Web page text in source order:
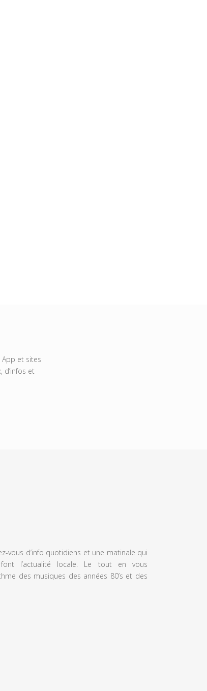
et sites
et
vous d’info quotidiens et une matinale qui
l’actualité locale. Le tout en vous
des musiques des années 80’s et des